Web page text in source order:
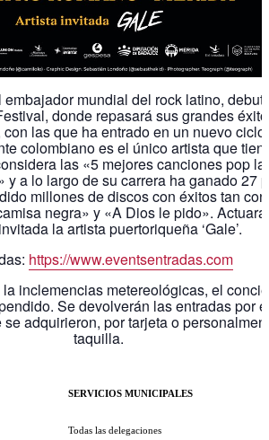
mundial del rock latino,
donde repasará sus grandes
las que ha entrado en un nuevo
colombiano es el único artista que
las «5 mejores canciones pop
y a lo largo de su carrera ha ganado 27
millones de discos con éxitos tan
negra» y «A Dios le pido».
la artista puertoriqueña ‘Gale’.
https://www.eventsentradas.com
inclemencias metereológicas, el
Se devolverán las entradas por
adquirieron, por tarjeta o
taquilla.
SERVICIOS MUNICIPALES
Todas las delegaciones